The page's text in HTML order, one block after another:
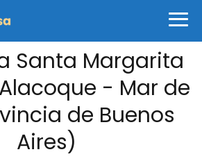
Santa Margarita
- Mar de
de Buenos
Aires)